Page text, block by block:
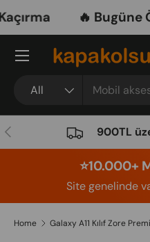
Skip to content
🔥 Bugüne
All
Menu
Previous 900TL
⭐️10.000+
Site genelinde
Home Galaxy A11 Kılıf Zore